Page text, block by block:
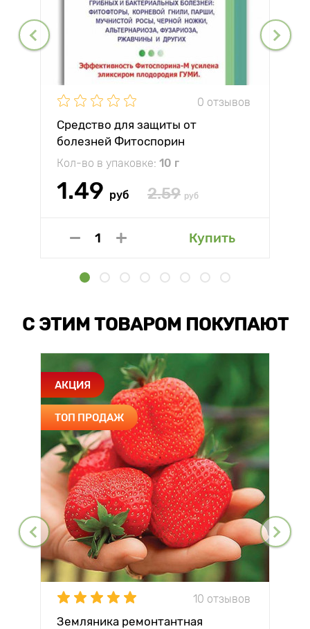
0 отзывов
Средство для защиты от
болезней Фитоспорин
Кол-во в упаковке: 10 г
1.49 руб 2.59 руб
Купить
С ЭТИМ ТОВАРОМ ПОКУПАЮТ
АКЦИЯ
ТОП ПРОДАЖ
10 отзывов
Земляника ремонтантная